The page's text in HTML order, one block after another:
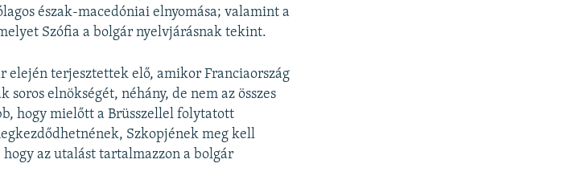
észak-macedóniai elnyomása; valamint a
Szófia a bolgár nyelvjárásnak tekint.
elején terjesztettek elő, amikor Franciaország
elnökségét, néhány, de nem az összes
hogy mielőtt a Brüsszellel folytatott
Szkopjének meg kell
az utalást tartalmazzon a bolgár